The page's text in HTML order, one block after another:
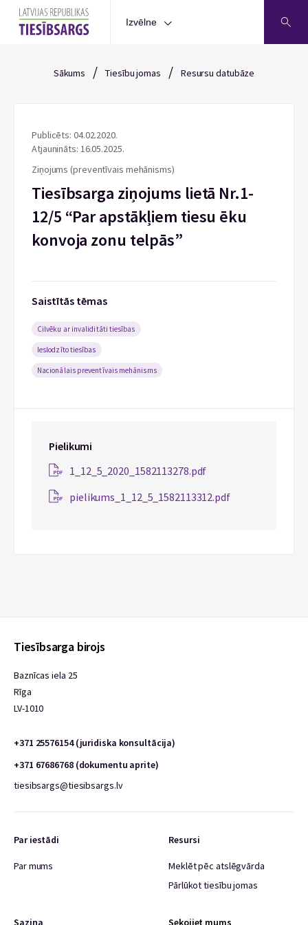
Izvēlne
Sākums / Tiesību jomas / Resursu datubāze
Publicēts: 04.02.2020.
Atjaunināts: 16.05.2025.
Ziņojums (preventīvais mehānisms)
Tiesībsarga ziņojums lietā Nr.1-
12/5 “Par apstākļiem tiesu ēku
konvoja zonu telpās”
Saistītās tēmas
Cilvēku ar invaliditāti tiesības
Ieslodzīto tiesības
Nacionālais preventīvais mehānisms
Pielikumi
1_12_5_2020_1582113278.pdf
pielikums_1_12_5_1582113312.pdf
Tiesībsarga birojs
Baznīcas iela 25
Rīga
LV-1010
+371 25576154 (juridiska konsultācija)
+371 67686768 (dokumentu aprite)
tiesibsargs@tiesibsargs.lv
Par iestādi
Par mums
Resursi
Meklēt pēc atslēgvārda
Pārlūkot tiesību jomas
Saziņa Sekojiet mums